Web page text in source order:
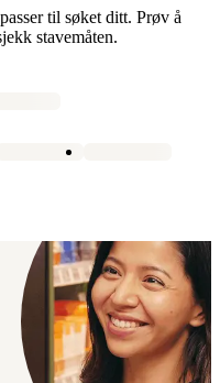
til søket ditt. Prøv å
stavemåten.